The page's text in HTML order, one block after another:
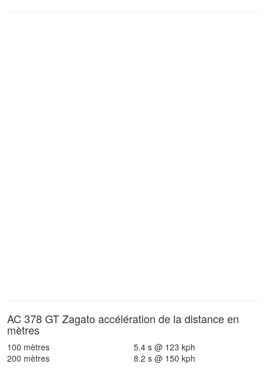
AC 378 GT Zagato accélération de la distance en
mètres
100 mètres
5.4 s @ 123 kph
200 mètres
8.2 s @ 150 kph